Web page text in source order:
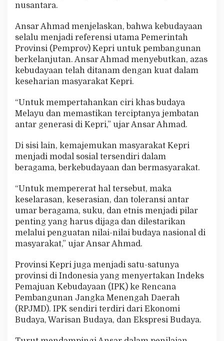
nusantara.
Ansar Ahmad menjelaskan, bahwa kebudayaan
selalu menjadi referensi utama Pemerintah
Provinsi (Pemprov) Kepri untuk pembangunan
berkelanjutan. Ansar Ahmad menyebutkan, azas
kebudayaan telah ditanam dengan kuat dalam
keseharian masyarakat Kepri.
“Untuk mempertahankan ciri khas budaya
Melayu dan memastikan terciptanya jembatan
antar generasi di Kepri,” ujar Ansar Ahmad.
Di sisi lain, kemajemukan masyarakat Kepri
menjadi modal sosial tersendiri dalam
beragama, berkebudayaan dan bermasyarakat.
“Untuk mempererat hal tersebut, maka
keselarasan, keserasian, dan toleransi antar
umar beragama, suku, dan etnis menjadi pilar
penting yang harus dijaga dan dilestarikan
melalui penguatan nilai-nilai budaya nasional di
masyarakat,” ujar Ansar Ahmad.
Provinsi Kepri juga menjadi satu-satunya
provinsi di Indonesia yang menyertakan Indeks
Pemajuan Kebudayaan (IPK) ke Rencana
Pembangunan Jangka Menengah Daerah
(RPJMD). IPK sendiri terdiri dari Ekonomi
Budaya, Warisan Budaya, dan Ekspresi Budaya.